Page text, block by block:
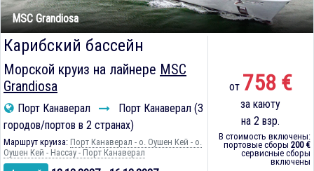
MSC Grandiosa
Карибский бассейн
Морской круиз на лайнере MSC
Grandiosa
Порт Канаверал
Порт Канаверал (3
городов/портов в 2 странах)
Маршрут круиза: Порт Канаверал - о. Оушен Кей - о.
Оушен Кей - Нассау - Порт Канаверал
от 758 €
за каюту
на 2 взр.
В стоимость включены:
портовые сборы 200 €
сервисные сборы
включены